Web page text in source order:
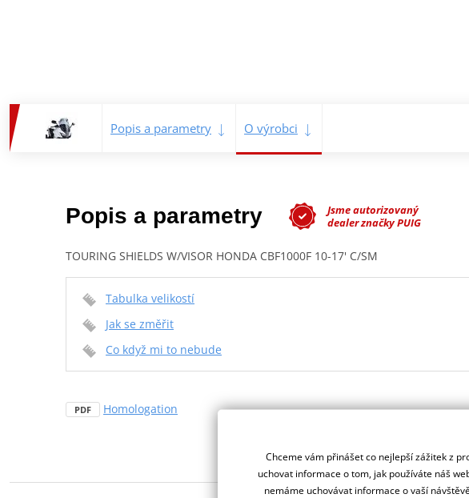
Popis a parametry O výrobci
Popis a parametry
Jsme autorizovaný
dealer značky PUIG
TOURING SHIELDS W/VISOR HONDA CBF1000F 10-17' C/SM
Tabulka velikostí
Jak se změřit
Co když mi to nebude
PDF Homologation
Chceme vám přinášet co nejlepší zážitek z
uchovat informace o tom, jak používáte náš
nemáme uchovávat informace o vaší